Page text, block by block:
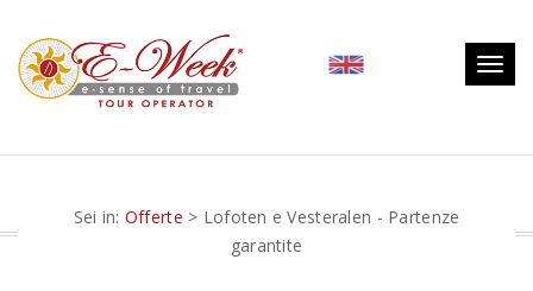
Sei in: Offerte > Lofoten e Vesteralen - Partenze
garantite